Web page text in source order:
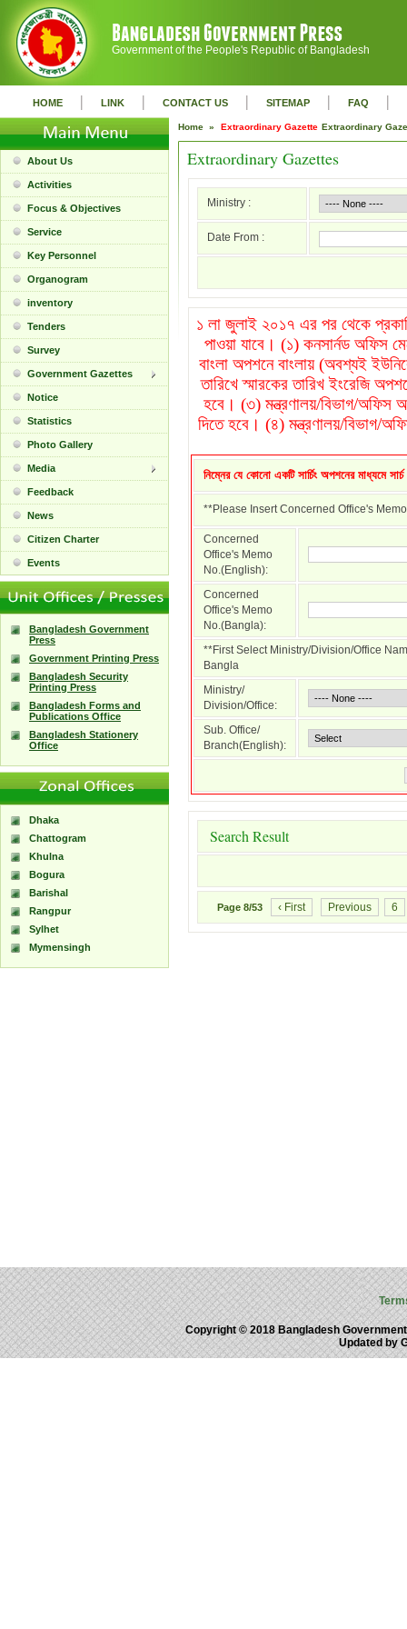
Government of the People's Republic of Bangladesh
HOME | LINK | CONTACT US | SITEMAP | FAQ |
About Us
Activities
Focus & Objectives
Service
Key Personnel
Organogram
inventory
Tenders
Survey
Government Gazettes
Notice
Statistics
Photo Gallery
Media
Feedback
News
Citizen Charter
Events
Bangladesh Government
Press
Government Printing Press
Bangladesh Security
Printing Press
Bangladesh Forms and
Publications Office
Bangladesh Stationery
Office
Dhaka
Chattogram
Khulna
Bogura
Barishal
Rangpur
Sylhet
Mymensingh
Home » Extraordinary Gazette Extraordinary
Extraordinary Gazettes
Ministry :
Date From :
১ লা জুলাই ২০১৭ এর পর থেকে
পাওয়া যাবে। (১) কনসার্নড অফিস
বাংলা অপশনে বাংলায় (অবশ্যই
তারিখে স্মারকের তারিখ ইংরেজি
হবে। (৩) মন্ত্রণালয়/বিভাগ/অফিস
দিতে হবে। (৪) মন্ত্রণালয়/বিভাগ/
নিম্নের যে কোনো একটি সার্চিং অপশনের মাধ্যমে
**Please Insert Concerned Office's
Concerned
Office's Memo
No.(English):
Concerned
Office's Memo
No.(Bangla):
**First Select Ministry/Division/Office
Bangla
Ministry/
Division/Office:
Sub. Office/
Branch(English):
Search Result
Page 8/53 ‹ First Previous 6
Copyright © 2018 Bangladesh
Updated by